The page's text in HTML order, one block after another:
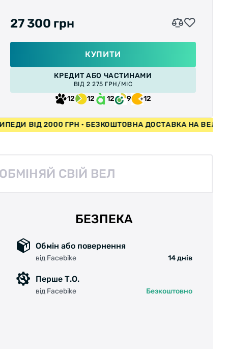
27 300 грн
КУПИТИ
КРЕДИТ АБО ЧАСТИНАМИ
ВІД 2 275 ГРН/МІС
12 12 12 9 12
НА ВЕЛОСИПЕДИ ВІД 2000 ГРН • БЕЗКОШТОВНА
СВІЙ ВЕЛ
БЕЗПЕКА
Обмін або повернення
від Facebike 14 днів
Перше Т.О.
від Facebike Безкоштовно